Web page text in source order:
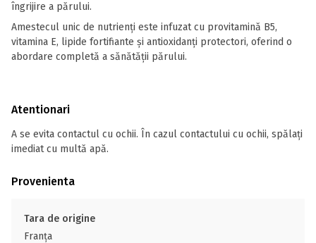
îngrijire a părului.
Amestecul unic de nutrienți este infuzat cu provitamină B5,
vitamina E, lipide fortifiante și antioxidanți protectori, oferind o
abordare completă a sănătății părului.
Atentionari
A se evita contactul cu ochii. În cazul contactului cu ochii, spălaţi
imediat cu multă apă.
Provenienta
Tara de origine
Franţa